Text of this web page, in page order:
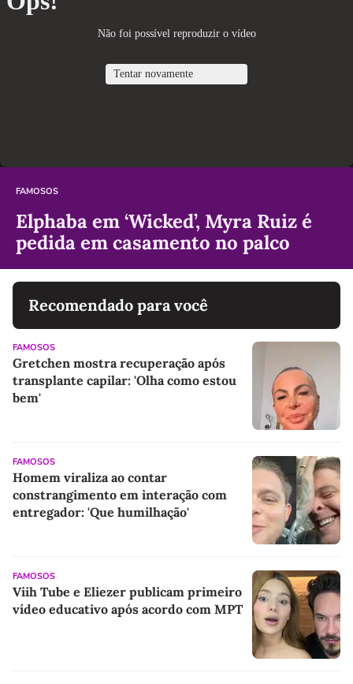
FAMOSOS
Elphaba em ‘Wicked’, Myra Ruiz é
pedida em casamento no palco
Recomendado para você
FAMOSOS
Gretchen mostra recuperação após
transplante capilar: 'Olha como estou
bem'
FAMOSOS
Homem viraliza ao contar
constrangimento em interação com
entregador: 'Que humilhação'
FAMOSOS
Viih Tube e Eliezer publicam primeiro
vídeo educativo após acordo com MPT